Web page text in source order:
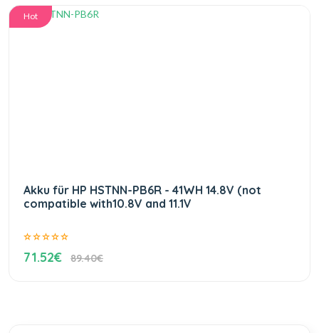
Hot
Akku für HP HSTNN-PB6R - 41WH 14.8V (not
compatible with10.8V and 11.1V
71.52€ 89.40€